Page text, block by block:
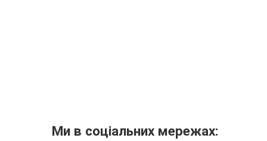
Ми в соціальних мережах: